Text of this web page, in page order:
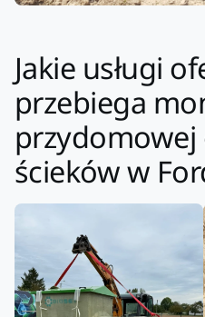
Jakie usługi
przebiega
przydomowej
ścieków w